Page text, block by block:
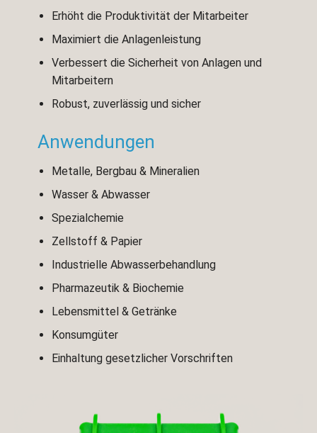
Erhöht die Produktivität der Mitarbeiter
Maximiert die Anlagenleistung
Verbessert die Sicherheit von Anlagen und
Mitarbeitern
Robust, zuverlässig und sicher
Anwendungen
Metalle, Bergbau & Mineralien
Wasser & Abwasser
Spezialchemie
Zellstoff & Papier
Industrielle Abwasserbehandlung
Pharmazeutik & Biochemie
Lebensmittel & Getränke
Konsumgüter
Einhaltung gesetzlicher Vorschriften